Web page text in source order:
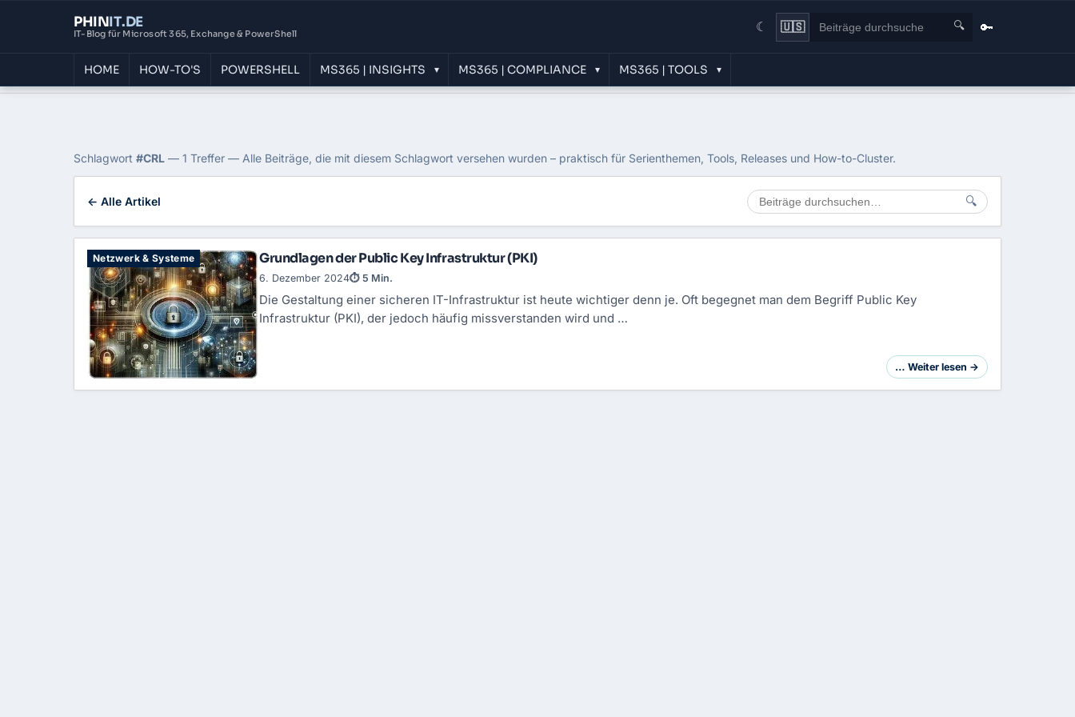
PHINIT.DE
IT-Blog für Microsoft 365, Exchange & PowerShell ☾ 🇺🇸 🔍 🔑
HOME HOW-TO'S POWERSHELL MS365 | INSIGHTS ▾ MS365 | COMPLIANCE ▾ MS365 | TOOLS ▾
Tag: CRL
Schlagwort #CRL — 1 Treffer — Alle Beiträge, die mit diesem Schlagwort versehen wurden – praktisch für Serienthemen, Tools, Releases und How-to-Cluster.
← Alle Artikel 🔍
Netzwerk & Systeme Grundlagen der Public Key Infrastruktur (PKI)
Die Gestaltung einer sicheren IT-Infrastruktur ist heute wichtiger denn je. Oft begegnet man dem Begriff Public Key
Infrastruktur (PKI), der jedoch häufig missverstanden wird und …
6. Dezember 2024⏱ 5 Min.
… Weiter lesen →